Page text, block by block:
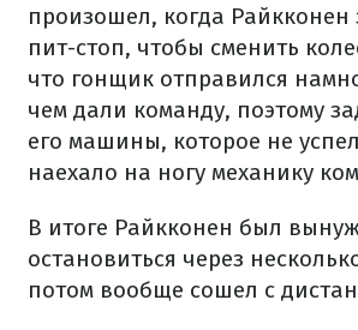
произошел, когда Райкконен
пит-стоп, чтобы сменить
что гонщик отправился
чем дали команду, поэтому
его машины, которое не
наехало на ногу механику
В итоге Райкконен был
остановиться через
потом вообще сошел с